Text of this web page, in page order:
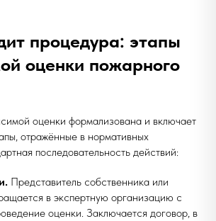
процедура: этапы
оценки пожарного
оценки формализована и включает
отражённые в нормативных
последовательность действий:
Представитель собственника или
в экспертную организацию с
оценки. Заключается договор, в